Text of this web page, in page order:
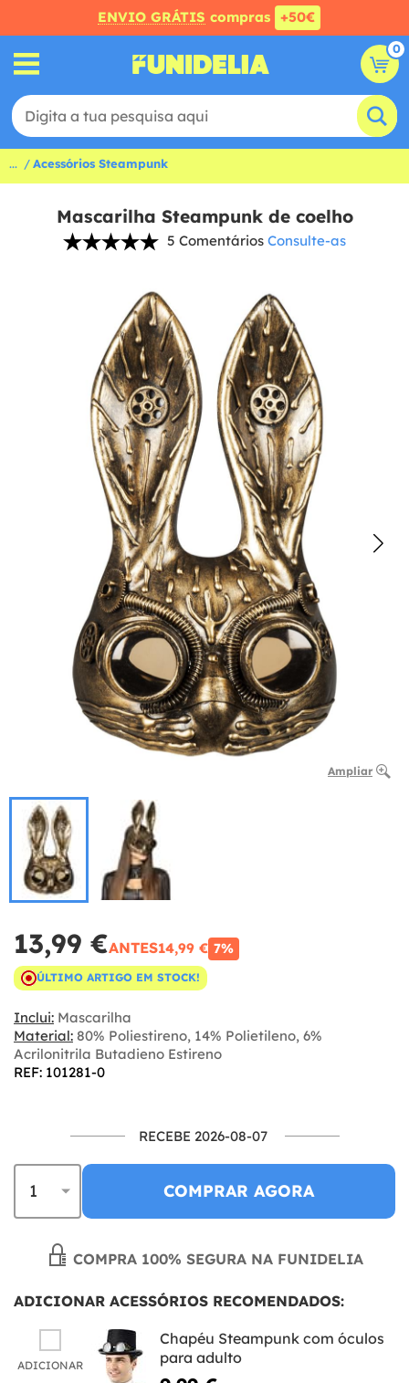
ENVIO GRÁTIS compras +50€
0
... Acessórios Steampunk
Mascarilha Steampunk de coelho
5 Comentários Consulte-as
Ampliar
13,99 €ANTES14,99 € 7%
ÚLTIMO ARTIGO EM STOCK!
Inclui: Mascarilha
Material: 80% Poliestireno, 14% Polietileno, 6%
Acrilonitrila Butadieno Estireno
REF: 101281-0
RECEBE 2026-08-07
COMPRAR AGORA
COMPRA 100% SEGURA NA FUNIDELIA
ADICIONAR ACESSÓRIOS RECOMENDADOS:
ADICIONAR
Chapéu Steampunk com óculos
para adulto